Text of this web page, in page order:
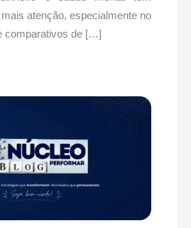
atenção, especialmente no
comparativos de […]